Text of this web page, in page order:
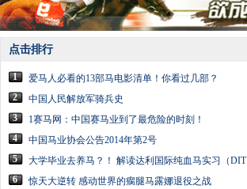
点击排行
1
爱马人必看的13部马电影清单！你看过几部？
2
中国人民解放军骑兵史
3
1赛马网：中国赛马业到了最危险的时刻！
4
中国马业协会公告2014年第2号
5
大学毕业去养马？！ 解读达利国际纯血马实习（DIT
6
惊天大逆转 感动世界的瘸腿马露娜退役之战